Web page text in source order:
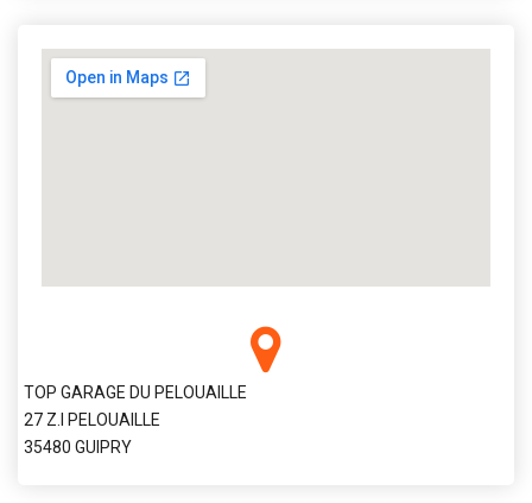
TOP GARAGE DU PELOUAILLE
27 Z.I PELOUAILLE
35480 GUIPRY